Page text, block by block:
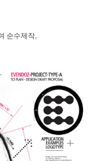
순수제작,